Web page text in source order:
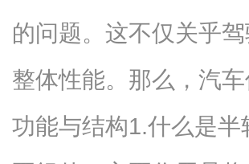
的问题。这不仅关乎
整体性能。那么，汽
功能与结构1.什么是